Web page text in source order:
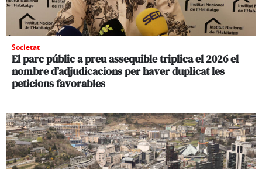
Societat
El parc públic a preu assequible triplica el 2026 el
nombre d’adjudicacions per haver duplicat les
peticions favorables